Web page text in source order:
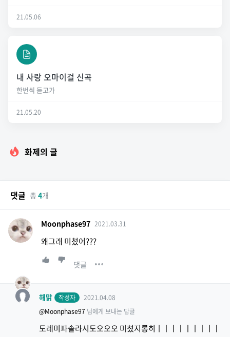
21.05.06
내 사랑 오마이걸 신곡
한번씩 듣고가
21.05.20
화제의 글
댓글 총 4개
Moonphase97 2021.03.31
왜그래 미쳤어???
댓글
해맑 작성자
2021.04.08
@Moonphase97 님에게 보내는 답글
도레미파솔라시도오오오 미쳤지롱히ㅣㅣㅣㅣㅣㅣㅣㅣㅣ